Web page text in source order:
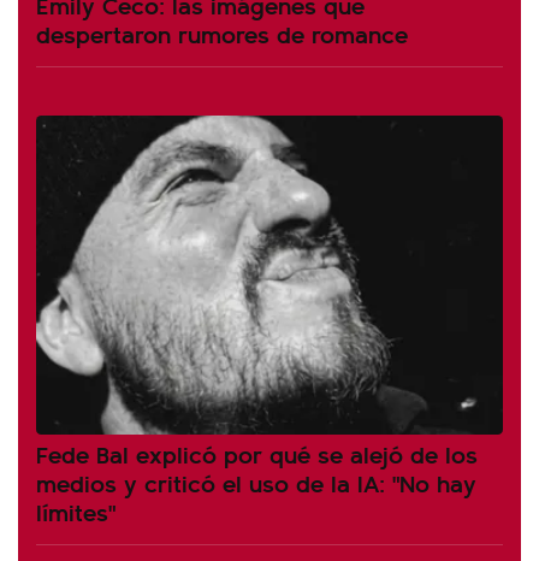
despertaron rumores de romance
Fede Bal explicó por qué se alejó de los
medios y criticó el uso de la IA: "No hay
límites"